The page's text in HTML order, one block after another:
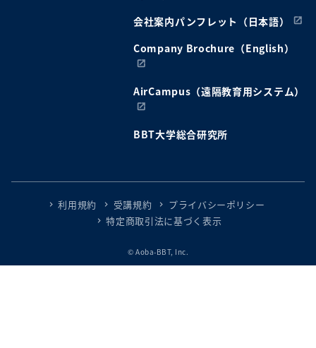
会社案内パンフレット（日本語）
Company Brochure（English）
AirCampus（遠隔教育用システム）
BBT大学総合研究所
© Aoba-BBT, Inc.
利用規約 受講規約
プライバシーポリシー
特定商取引法に基づく表示